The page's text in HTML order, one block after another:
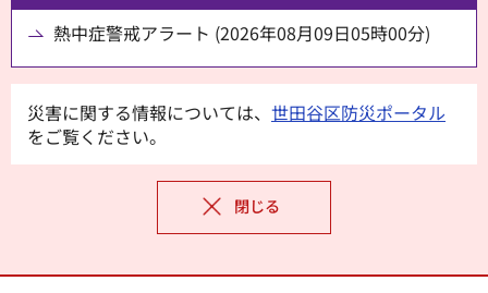
熱中症警戒アラート (2026年08月09日05時00分)
災害に関する情報については、 世田谷区防災ポータル
をご覧ください。
閉じる